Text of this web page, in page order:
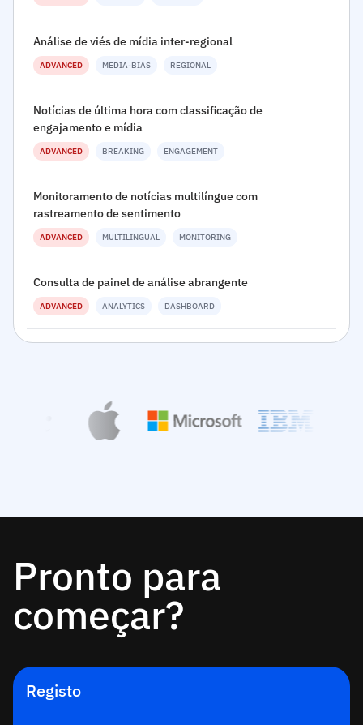
Análise de viés de mídia inter-regional
ADVANCED MEDIA-BIAS REGIONAL
Notícias de última hora com classificação de
engajamento e mídia
ADVANCED BREAKING ENGAGEMENT
Monitoramento de notícias multilíngue com
rastreamento de sentimento
ADVANCED MULTILINGUAL MONITORING
Consulta de painel de análise abrangente
ADVANCED ANALYTICS DASHBOARD
Pronto para
começar?
Registo